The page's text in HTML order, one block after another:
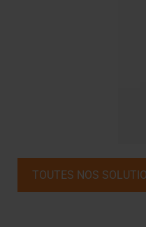
TOUTES NOS